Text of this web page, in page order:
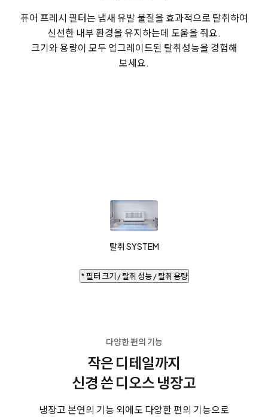
퓨어 프레시 필터는 냄새 유발 물질을 효과적으로 탈취하여
신선한 내부 환경을 유지하는데 도움을 줘요.
크기와 용량이 모두 업그레이드된 탈취성능을 경험해
보세요.
탈취 SYSTEM
* 필터 크기 / 탈취 성능 / 탈취 용량
다양한 편의 기능
작은 디테일까지
신경 쓴 디오스 냉장고
냉장고 본연의 기능 외에도 다양한 편의 기능으로